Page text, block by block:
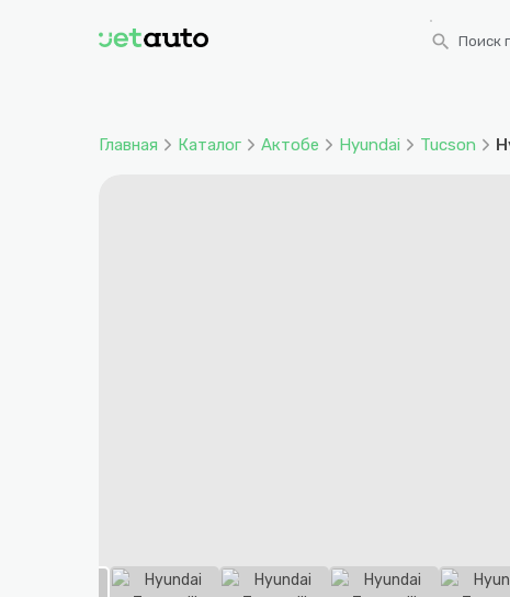
search Поиск
Главная Каталог Актобе Hyundai Tucson